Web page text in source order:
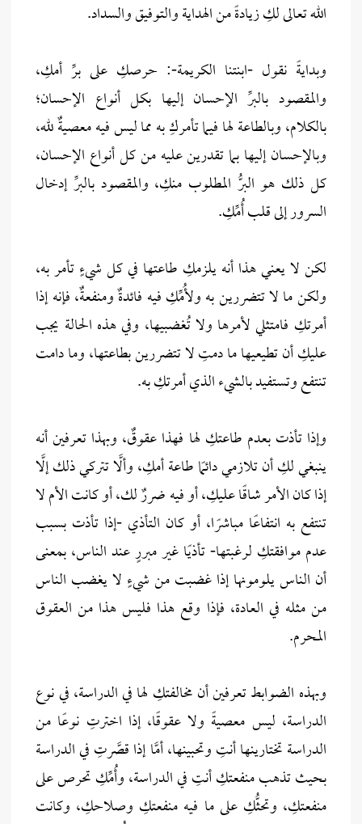
الله تعالى لكِ زيادةً من الهداية والتوفيق والسداد.
وبدايةً نقول -ابنتنا الكريمة-: حرصكِ على برِّ أمكِ،
والمقصود بالبرِّ الإحسان إليها بكل أنواع الإحسان؛
بالكلام، وبالطاعة لها فيما تأمركِ به مما ليس فيه معصيةٌ لله،
وبالإحسان إليها بما تقدرين عليه من كل أنواع الإحسان،
كل ذلك هو البرُّ المطلوب منكِ، والمقصود بالبرِّ إدخال
السرور إلى قلب أُمِّكِ.
لكن لا يعني هذا أنه يلزمكِ طاعتها في كل شيءٍ تأمر به،
ولكن ما لا تتضررين به ولأُمِّكِ فيه فائدةٌ ومنفعةٌ، فإنه إذا
أمرتكِ فامتثلي لأمرها ولا تُغضبيها، وفي هذه الحالة يجب
عليكِ أن تطيعيها ما دمتِ لا تتضررين بطاعتها، وما دامت
تنتفع وتستفيد بالشيء الذي أمرتكِ به.
وإذا تأذت بعدم طاعتكِ لها فهذا عقوقٌ، وبهذا تعرفين أنه
ينبغي لكِ أن تلازمي دائمًا طاعة أمكِ، وألَّا تتركي ذلك إلَّا
إذا كان الأمر شاقًا عليكِ، أو فيه ضررٌ لك، أو كانت الأم لا
تنتفع به انتفاعًا مباشرًا، أو كان التأذي -إذا تأذت بسبب
عدم موافقتكِ لرغبتها- تأذيًا غير مبررٍ عند الناس، بمعنى
أن الناس يلومونها إذا غضبت من شيءٍ لا يغضب الناس
من مثله في العادة، فإذا وقع هذا فليس هذا من العقوق
المحرم.
وبهذه الضوابط تعرفين أن مخالفتكِ لها في الدراسة، في نوع
الدراسة، ليس معصيةً ولا عقوقًا، إذا اخترتِ نوعًا من
الدراسة تختارينها أنتِ وتحبينها، أمَّا إذا قصَّرتِ في الدراسة
بحيث تذهب منفعتكِ أنتِ في الدراسة، وأُمِّكِ تحرص على
منفعتكِ، وتحثُّكِ على ما فيه منفعتكِ وصلاحكِ، وكانت